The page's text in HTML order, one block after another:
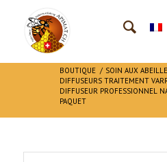
BOUTIQUE / SOIN AUX
DIFFUSEURS TRAITEMENT
DIFFUSEUR PROFESSIONNEL
PAQUET